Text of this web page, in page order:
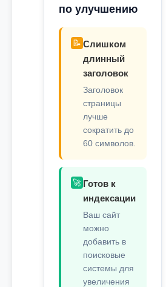
по улучшению
📝 Слишком
длинный
заголовок
Заголовок
страницы
лучше
сократить до
60 символов.
🚀 Готов к
индексации
Ваш сайт
можно
добавить в
поисковые
системы для
увеличения